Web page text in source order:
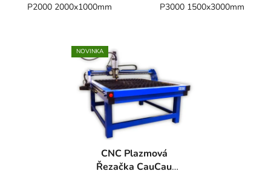
P2000 2000x1000mm
P3000 1500x3000mm
NOVINKA
CNC Plazmová
Řezačka CauCau